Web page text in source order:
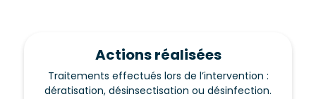
Actions réalisées
Traitements effectués lors de l’intervention :
dératisation, désinsectisation ou désinfection.